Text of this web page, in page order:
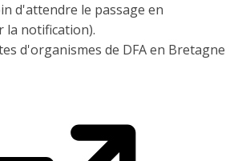
d'attendre le passage en
la notification).
d'organismes de DFA en Bretagne